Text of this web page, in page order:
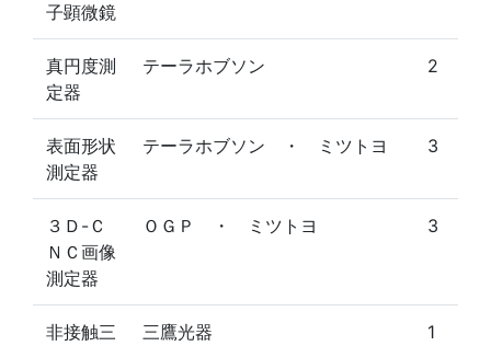
子顕微鏡
真円度測
定器
テーラホブソン 2
表面形状
測定器
テーラホブソン ・ ミツトヨ 3
３Ｄ-Ｃ
ＮＣ画像
測定器
ＯＧＰ ・ ミツトヨ 3
非接触三
三鷹光器 1